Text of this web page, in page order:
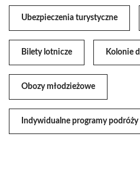
Ubezpieczenia turystyczne
Bilety lotnicze Kolonie
Obozy młodzieżowe
Indywidualne programy podróży